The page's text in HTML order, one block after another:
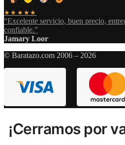
★★★★★
“Excelente servicio, buen precio,
confiable.”
Jamary Loor
© Baratazo.com 2006 – 2026
¡Cerramos por